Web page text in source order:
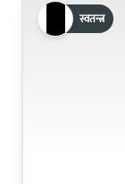
स्वतन्त्र